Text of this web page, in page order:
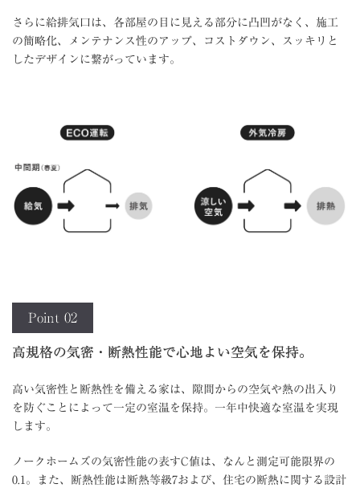
さらに給排気口は、各部屋の目に見える部分に凸凹がなく、施工
の簡略化、メンテナンス性のアップ、コストダウン、スッキリと
したデザインに繋がっています。
Point 02
高規格の気密・断熱性能で心地よい空気を保持。
高い気密性と断熱性を備える家は、隙間からの空気や熱の出入り
を防ぐことによって一定の室温を保持。一年中快適な室温を実現
します。
ノークホームズの気密性能の表すC値は、なんと測定可能限界の
0.1。また、断熱性能は断熱等級7および、住宅の断熱に関する設計